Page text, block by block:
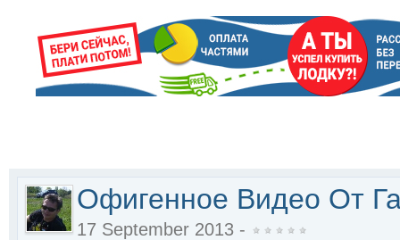
Офигенное Видео От
17 September 2013 -